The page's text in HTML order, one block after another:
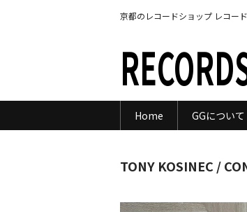
京都のレコードショップ レコー
Home GGについて
TONY KOSINEC /